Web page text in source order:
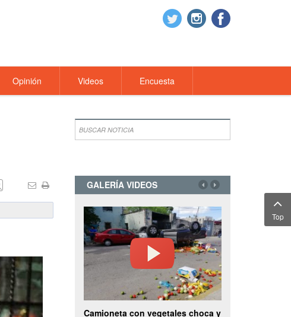
Opinión Videos Encuesta
GALERÍA VIDEOS
Camioneta con vegetales choca yVideo: Alcoholizado sujeto roba
Top